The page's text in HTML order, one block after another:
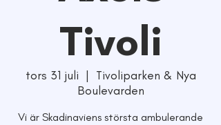
Tivoli
tors 31 juli
  |
Tivoliparken & Nya
Boulevarden
Vi är Skadinaviens största ambulerande